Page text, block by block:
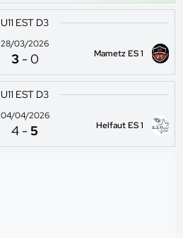
U11 EST D3
28/03/2026
3 -0 Mametz ES 1
U11 EST D3
04/04/2026
4 -5 Helfaut ES 1